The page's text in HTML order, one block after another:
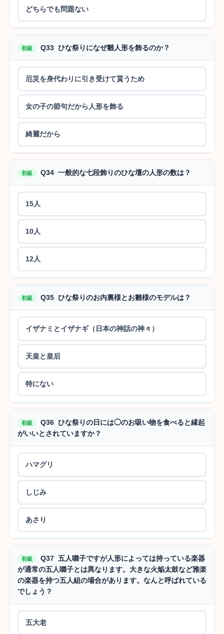
どちらでも問題ない
初級 Q33 ひな祭りになぜ雛人形を飾るのか？
厄災を身代わりに引き受けて貰うため
女の子の節句だから人形を飾る
綺麗だから
初級 Q34 一般的な七段飾りのひな壇の人形の数は？
15人
10人
12人
初級 Q35 ひな祭りのお内裏様とお雛様のモデルは？
イザナミとイザナギ（日本の神話の神々）
天皇と皇后
特にない
初級
Q36 ひな祭りの日には◯のお吸い物を食べると縁起
がいいとされていますか？
ハマグリ
しじみ
あさり
初級
Q37 五人囃子ですが人形によっては持っている楽器
が通常の五人囃子とは異なります。大きな火焔太鼓など雅楽
の楽器を持つ五人組の場合があります。なんと呼ばれている
でしょう？
五大老